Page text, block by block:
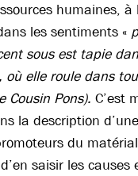
humaines,
les sentiments «
sous est tapie
où elle roule dans
Cousin Pons). C’est
la description
du
saisir les causes